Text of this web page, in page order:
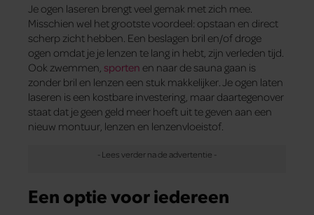
Je ogen laseren brengt veel gemak met zich mee.
Misschien wel het grootste voordeel: opstaan en direct
scherp zicht hebben. Een beslagen bril en/of droge
ogen omdat je je lenzen te lang in hebt, zijn verleden tijd.
Ook zwemmen, sporten en naar de sauna gaan is
zonder bril en lenzen een stuk makkelijker. Je ogen laten
laseren is een kostbare investering, maar daartegenover
staat dat je geen geld meer hoeft uit te geven aan een
nieuw montuur, lenzen en lenzenvloeistof.
Een optie voor iedereen